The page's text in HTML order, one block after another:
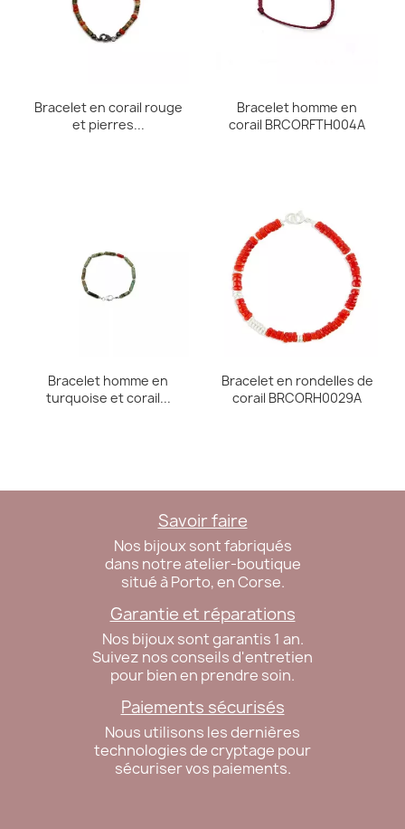
Bracelet en corail rouge
et pierres...
Bracelet homme en
corail BRCORFTH004A
Bracelet homme en
turquoise et corail...
Bracelet en rondelles de
corail BRCORH0029A
Savoir faire
Nos bijoux sont fabriqués
dans notre atelier-boutique
situé à Porto, en Corse.
Garantie et réparations
Nos bijoux sont garantis 1 an.
Suivez nos conseils d'entretien
pour bien en prendre soin.
Paiements sécurisés
Nous utilisons les dernières
technologies de cryptage pour
sécuriser vos paiements.